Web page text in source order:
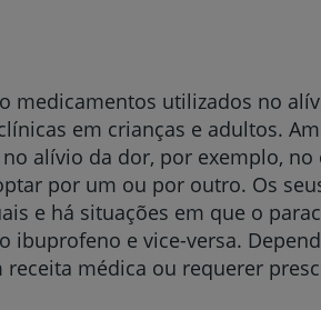
medicamentos utilizados no
em crianças e adultos.
alívio da dor, por exemplo, no
por um ou por outro. Os
e há situações em que o
ibuprofeno e vice-versa.
médica ou requerer